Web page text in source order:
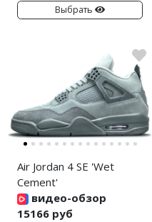
Выбрать
Air Jordan 4 SE 'Wet
Cement'
видео-обзор
15166 руб